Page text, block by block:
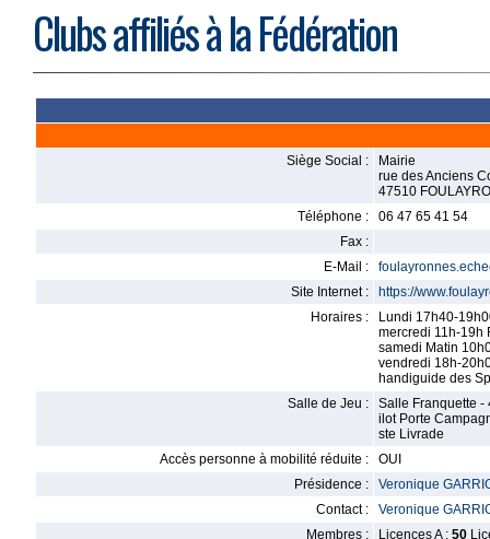
Clubs affiliés à la Fédération
Siège Social :
Mairie
rue des Anciens
47510
Téléphone :
06 47 65 41 54
Fax :
E-Mail :
Site Internet :
https://
Horaires :
Lundi 17h40-
mercredi 11h-19h
samedi Matin
vendredi 18h-
handiguide des
Salle de Jeu :
Salle Franquette -
ilot Porte
ste Livrade
Accès personne à mobilité réduite :
OUI
Présidence :
Veronique
Contact :
Veronique
Membres :
Licences A : 50